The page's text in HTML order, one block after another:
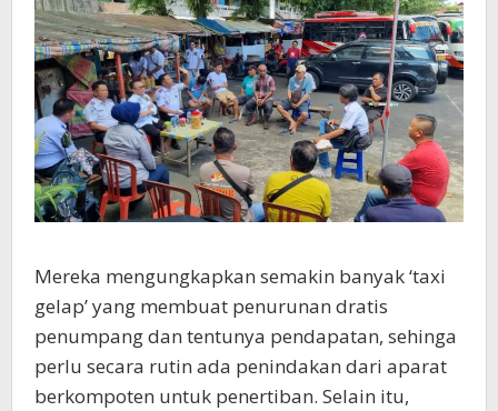
Mereka mengungkapkan semakin banyak ‘taxi
gelap’ yang membuat penurunan dratis
penumpang dan tentunya pendapatan, sehinga
perlu secara rutin ada penindakan dari aparat
berkompoten untuk penertiban. Selain itu,